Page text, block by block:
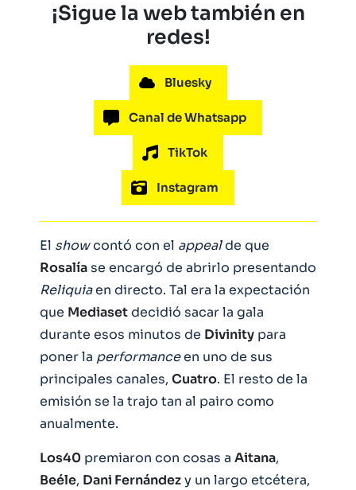
¡Sigue la web también en
redes!
Bluesky
Canal de Whatsapp
TikTok
Instagram
El showcontó con el appealde que
Rosalíase encargó de abrirlo presentando
Reliquiaen directo. Tal era la expectación
que Mediasetdecidió sacar la gala
durante esos minutos de Divinity para
poner la performanceen uno de sus
principales canales, Cuatro. El resto de la
emisión se la trajo tan al pairo como
anualmente.
Los40 premiaron con cosas a Aitana,
Beéle, Dani Fernándezy un largo etcétera,